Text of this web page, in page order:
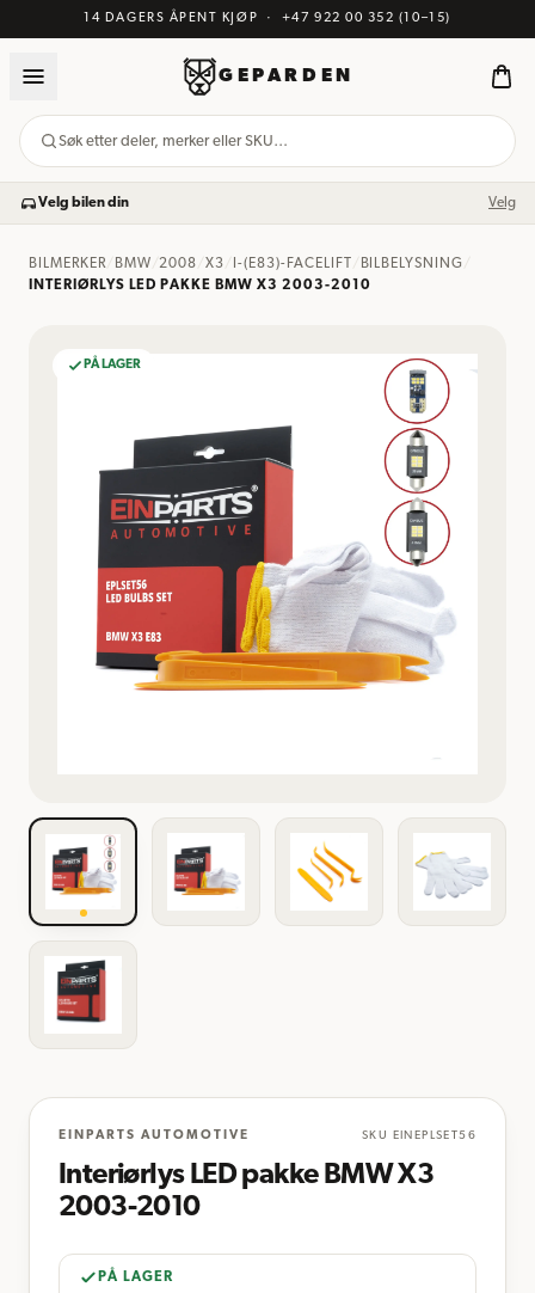
14 DAGERS ÅPENT KJØP · +47 922 00 352 (10–15)
GEPARDEN
Søk etter deler, merker eller SKU…
Velg bilen din Velg
BILMERKER/ BMW /2008 /X3 I-(E83)-FACELIFT BILBELYSNING
INTERIØRLYS LED PAKKE BMW X3 2003-2010
PÅ LAGER
EINPARTS AUTOMOTIVE SKU EINEPLSET56
Interiørlys LED pakke BMW X3
2003-2010
PÅ LAGER